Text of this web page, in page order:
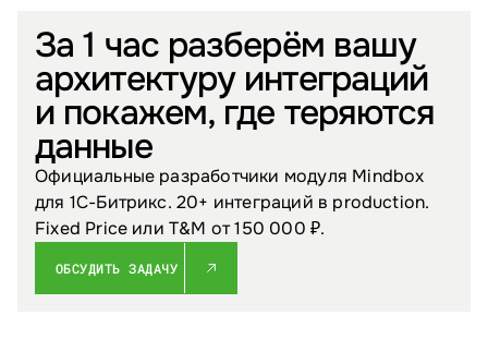
За 1 час разберём вашу
архитектуру интеграций
и покажем, где теряются
данные
Официальные разработчики модуля Mindbox
для 1С-Битрикс. 20+ интеграций в production.
Fixed Price или T&M от 150 000 ₽.
ОБСУДИТЬ ЗАДАЧУ